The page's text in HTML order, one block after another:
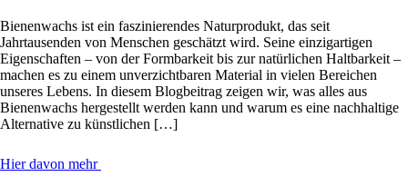
Bienenwachs ist ein faszinierendes Naturprodukt, das seit
Jahrtausenden von Menschen geschätzt wird. Seine einzigartigen
Eigenschaften – von der Formbarkeit bis zur natürlichen Haltbarkeit –
machen es zu einem unverzichtbaren Material in vielen Bereichen
unseres Lebens. In diesem Blogbeitrag zeigen wir, was alles aus
Bienenwachs hergestellt werden kann und warum es eine nachhaltige
Alternative zu künstlichen […]
Hier davon mehr